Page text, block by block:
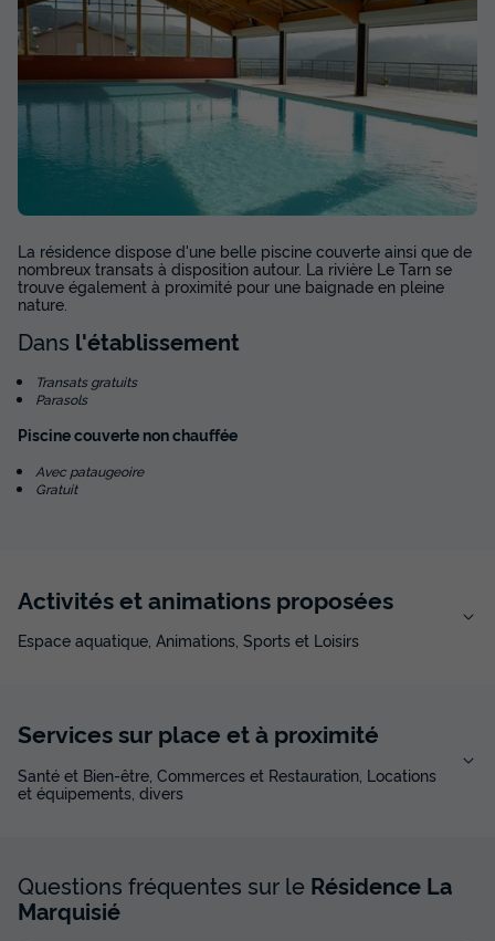
La résidence dispose d'une belle piscine couverte ainsi que de
nombreux transats à disposition autour. La rivière Le Tarn se
trouve également à proximité pour une baignade en pleine
nature.
Dans l'établissement
Transats gratuits
Parasols
Piscine couverte non chauffée
Avec pataugeoire
Gratuit
Activités et animations proposées
Espace aquatique, Animations, Sports et Loisirs
Services sur place et à proximité
Santé et Bien-être, Commerces et Restauration, Locations
et équipements, divers
Questions fréquentes sur le Résidence La
Marquisié